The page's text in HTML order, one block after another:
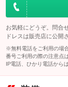
お気軽にどうぞ。問合
ドレスは販売店に公開
※無料電話をご利用の場
番号ご利用の際の注意点
IP電話、ひかり電話から